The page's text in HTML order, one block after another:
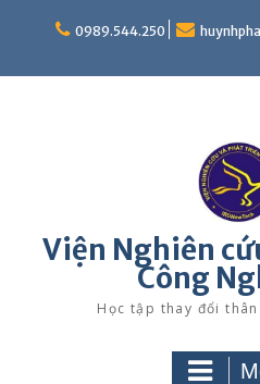
0989.544.250
Viện Nghiên
Công
Học tập thay đổi